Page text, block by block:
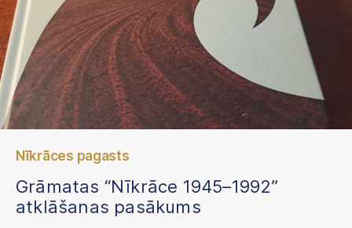
Nīkrāces pagasts
Grāmatas “Nīkrāce 1945–1992”
atklāšanas pasākums